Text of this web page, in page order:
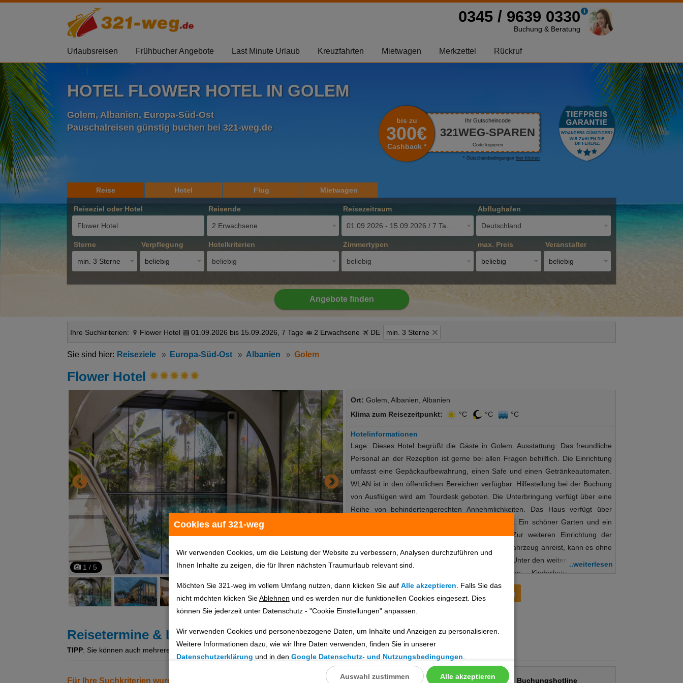
Cookies auf 321-weg
Wir verwenden Cookies, um die Leistung der Website zu verbessern, Analysen durchzuführen und
Ihnen Inhalte zu zeigen, die für Ihren nächsten Traumurlaub relevant sind.
Möchten Sie 321-weg im vollem Umfang nutzen, dann klicken Sie auf Alle akzeptieren . Falls Sie das
nicht möchten klicken SieAblehnen und es werden nur die funktionellen Cookies eingesezt. Dies
können Sie jederzeit unter Datenschutz - "Cookie Einstellungen" anpassen.
Wir verwenden Cookies und personenbezogene Daten, um Inhalte und Anzeigen zu personalisieren.
Weitere Informationen dazu, wie wir Ihre Daten verwenden, finden Sie in unserer
Datenschutzerklärung und in den Google Datenschutz- und Nutzungsbedingungen
Alle akzeptieren
Auswahl zustimmen
0345 / 9639 0330
Buchung & Beratung
Urlaubsreisen Frühbucher Angebote Last Minute Urlaub Kreuzfahrten Mietwagen Merkzettel Rückruf
HOTEL FLOWER HOTEL IN GOLEM
Golem, Albanien, Europa-Süd-Ost
Pauschalreisen günstig buchen bei 321-weg.de
bis zu
300€
Cashback *
Ihr Gutscheincode
321WEG-SPAREN
Code kopieren
* Gutscheinbedingungen hier klicken
Reise Hotel Flug Mietwagen
Reiseziel oder Hotel Reisende
2 Erwachsene
Reisezeitraum
01.09.2026 - 15.09.2026 / 7 Tage
Abflughafen
Deutschland
Sterne
min. 3 Sterne
Verpflegung
beliebig
Hotelkriterien
beliebig
Zimmertypen
beliebig
max. Preis
beliebig
Veranstalter
beliebig
Angebote finden
Ihre Suchkriterien: Flower Hotel 01.09.2026 bis 15.09.2026, 7 Tage 2 Erwachsene DE min. 3 Sterne
Reiseziele Europa-Süd-Ost Albanien Golem
Flower Hotel
1 / 5
Preisentwicklung
Ort: Golem, Albanien, Albanien
Klima zum Reisezeitpunkt:
°C °C °C
Hotelinformationen
Lage: Dieses Hotel begrüßt die Gäste in Golem. Ausstattung: Das freundliche
Personal an der Rezeption ist gerne bei allen Fragen behilflich. Die Einrichtung
umfasst eine Gepäckaufbewahrung, einen Safe und einen Getränkeautomaten.
WLAN ist in den öffentlichen Bereichen verfügbar. Hilfestellung bei der Buchung
von Ausflügen wird am Tourdesk geboten. Die Unterbringung verfügt über eine
Reihe von behindertengerechten Annehmlichkeiten. Das Haus verfügt über
rollstuhlgerechte Einrichtungen und einen Aufzug. Ein schöner Garten und ein
Spielplatz gehören zum Gelände des Hotels. Zur weiteren Einrichtung der
Unterbringung zählt ein TV-Raum. Wer mit dem Fahrzeug anreist, kann es ohne
Gebühr auf dem Parkplatz des Hauses abstellen. Unter den weiteren Leistungen
finden sich ein 24h-Sicherheitsdienst, eine Kinderbetreuung, eine
Autovermietung, ein Zimmerservice, ein Wäscheservice, ein Friseur und ein
eigener Shuttlebus. Aktive Reisende, die die Umgebung per Rad entdecken
möchten, werden den Fahrradverleih zu schätzen wissen. Bei Geschäftlichem
Es stehen verschiedene gastronomische Einrichtungen zur Auswahl, wie ein
Restaurant, ein Café und eine Bar. Die Unterbringung bietet als buchbare
Verpflegungsleistungen Halbpension und All-Inclusive. Angeboten werden
Frühstück, Mittagessen und Abendessen. Diätgerichte und Kindermenüs werden
..weiterlesen
Reisetermine & Leistungen
TIPP: Sie können auch mehrere Angebote gleichzeitig prüfen. Die Verfügbarkeit wird direkt beim Veranstalter geprüft.
Buchungshotline
Für Ihre Suchkriterien wurden keine Ergebnisse gefunden.